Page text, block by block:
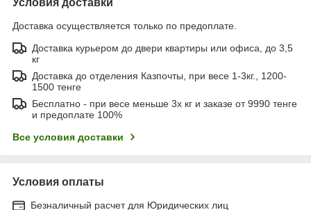
Доставка осуществляется только по предоплате.
Доставка курьером до двери квартиры или офиса, до 3,5
кг
Доставка до отделения Казпочты, при весе 1-3кг., 1200-
1500 тенге
Бесплатно - при весе меньше 3х кг и заказе от 9990 тенге
и предоплате 100%
Все условия доставки
Условия оплаты
Безналичный расчет для Юридических лиц